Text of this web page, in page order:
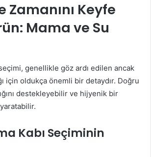
Zamanını Keyfe
Mama ve Su
genellikle göz ardı edilen ancak
için oldukça önemli bir detaydır. Doğru
destekleyebilir ve hijyenik bir
Kabı Seçiminin